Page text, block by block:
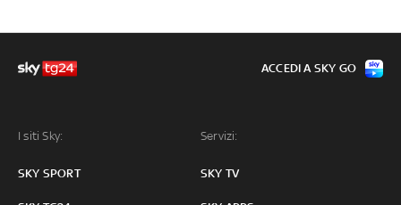
I siti Sky:
SKY SPORT
Servizi:
SKY TV
ACCEDI A SKY GO